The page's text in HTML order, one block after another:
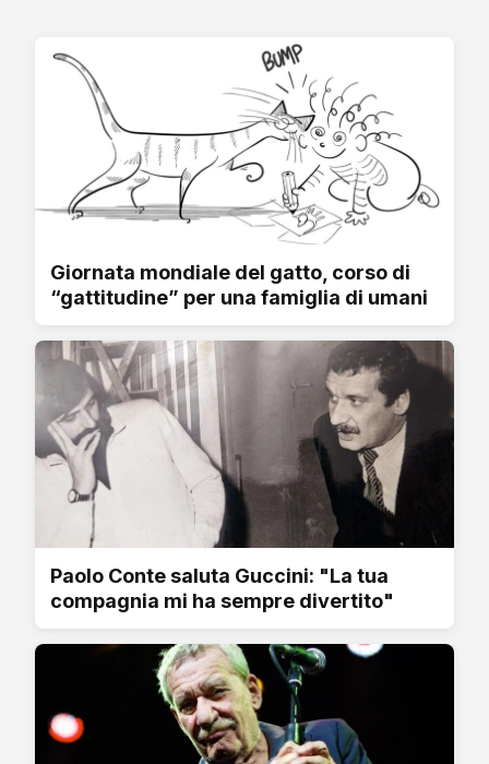
Giornata mondiale del gatto, corso di
“gattitudine” per una famiglia di umani
Paolo Conte saluta Guccini: "La tua
compagnia mi ha sempre divertito"